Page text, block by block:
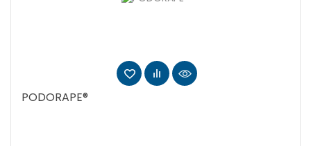
PODORAPE®